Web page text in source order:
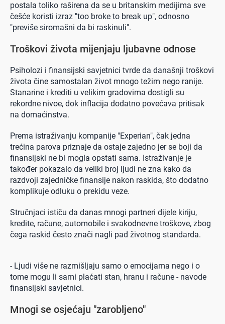
postala toliko raširena da se u britanskim medijima sve
češće koristi izraz "too broke to break up", odnosno
"previše siromašni da bi raskinuli".
Troškovi života mijenjaju ljubavne odnose
Psiholozi i finansijski savjetnici tvrde da današnji troškovi
života čine samostalan život mnogo težim nego ranije.
Stanarine i krediti u velikim gradovima dostigli su
rekordne nivoe, dok inflacija dodatno povećava pritisak
na domaćinstva.
Prema istraživanju kompanije "Experian", čak jedna
trećina parova priznaje da ostaje zajedno jer se boji da
finansijski ne bi mogla opstati sama. Istraživanje je
također pokazalo da veliki broj ljudi ne zna kako da
razdvoji zajedničke finansije nakon raskida, što dodatno
komplikuje odluku o prekidu veze.
Stručnjaci ističu da danas mnogi partneri dijele kiriju,
kredite, račune, automobile i svakodnevne troškove, zbog
čega raskid često znači nagli pad životnog standarda.
- Ljudi više ne razmišljaju samo o emocijama nego i o
tome mogu li sami plaćati stan, hranu i račune - navode
finansijski savjetnici.
Mnogi se osjećaju "zarobljeno"